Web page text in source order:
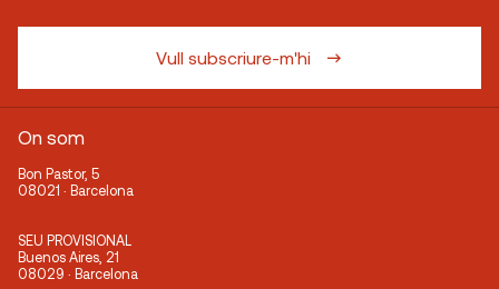
Vull subscriure-m'hi
On som
Bon Pastor, 5
08021 · Barcelona
SEU PROVISIONAL
Buenos Aires, 21
08029 · Barcelona